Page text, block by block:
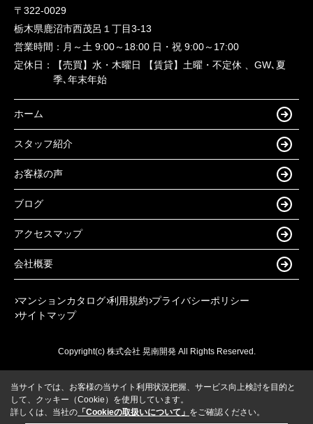
〒322-0029
栃木県鹿沼市西茂呂１丁目3-13
営業時間： 月～土 9:00～18:00 日・祝 9:00～17:00
定休日：
【売買】水・木曜日 【賃貸】土曜・不定休 、GW､夏
季､年末年始
ホーム
スタッフ紹介
お客様の声
ブログ
アクセスマップ
会社概要
マンションカタログ 利用規約 プライバシーポリシー
サイトマップ
Copyright(c) 株式会社 晃南開発 All Rights Reserved.
当サイトでは、お客様の当サイト利用状況把握、サービス向上検討を目的と
して、クッキー（Cookie）を使用しています。
詳しくは、当社の 「Cookieの取扱いについて」 をご確認ください。